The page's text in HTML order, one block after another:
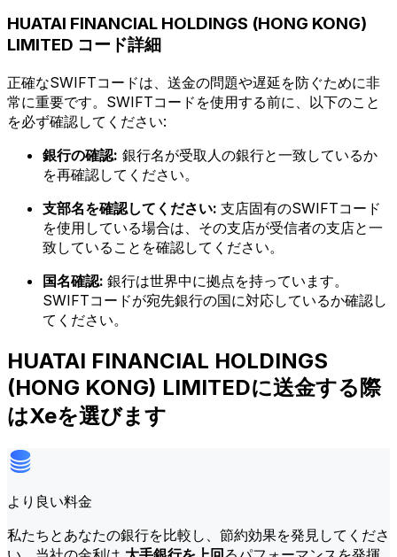
HUATAI FINANCIAL HOLDINGS (HONG KONG)
LIMITED コード詳細
正確なSWIFTコードは、送金の問題や遅延を防ぐために非
常に重要です。SWIFTコードを使用する前に、以下のこと
を必ず確認してください:
銀行の確認: 銀行名が受取人の銀行と一致しているか
を再確認してください。
支部名を確認してください: 支店固有のSWIFTコード
を使用している場合は、その支店が受信者の支店と一
致していることを確認してください。
国名確認: 銀行は世界中に拠点を持っています。
SWIFTコードが宛先銀行の国に対応しているか確認し
てください。
HUATAI FINANCIAL HOLDINGS
(HONG KONG) LIMITEDに送金する際
はXeを選びます
より良い料金
私たちとあなたの銀行を比較し、節約効果を発見してくださ